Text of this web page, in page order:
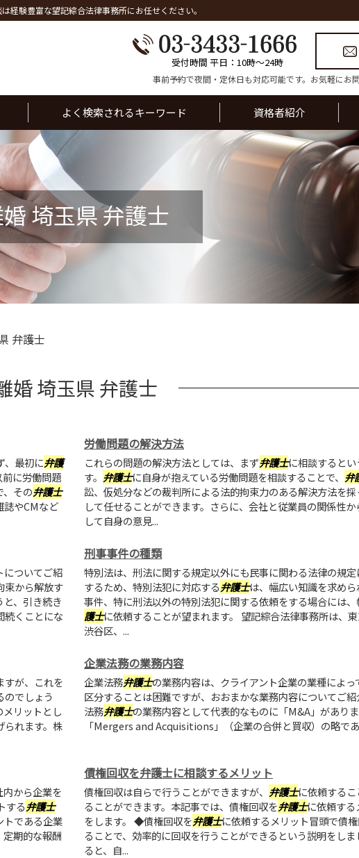
埼玉県 弁護士
経験豊富な望記綜合法律事務所にお任せください。
受付時間 平日：10時〜24時
事前予約で夜間・定休日も対応可能です。お気軽にお
よく検索されるキーワード 資格者紹介
弁護士
婚 埼玉県 弁護士
、最初に弁護
に労働問題
、その弁護士
誌やCMなど
労働問題の解決方法
これらの問題の解決方法としては、まず弁護士に相談すると
す。 弁護士に自身が抱えている労働問題を相談することで、 弁
訟、仮処分などの裁判所による法的拘束力のある解決方法を
して任せることができます。さらに、会社と従業員の関係性
して自身の意見...
についてご紹
束から解放す
、引き続き
続くことにな
刑事事件の種類
特別法は、刑法に関する規定以外にも民事に関わる法律の規
するため、特別法犯に対応する弁護士は、幅広い知識を求め
事件、特に刑法以外の特別法犯に関する依頼をする場合には
護士に依頼することが望まれます。 望記綜合法律事務所は、東
渋谷区、...
すが、これを
のでしょう
リットとし
られます。株
企業法務の業務内容
企業法務弁護士の業務内容は、クライアント企業の業種によっ
区分することは困難ですが、おおまかな業務内容についてご
法務弁護士の業務内容として代表的なものに「M&A」がありま
「Mergers and Acquisitions」（企業の合併と買収）の略で
内から企業を
する弁護士
トである企業
期的な報酬
債権回収を弁護士に相談するメリット
債権回収は自らで行うことができますが、 弁護士に依頼する
ることができます。本記事では、債権回収を弁護士に依頼する
をします。 ◆債権回収を弁護士に依頼するメリット冒頭で債
ることで、効率的に回収を行うことができるという説明をし
ると、自...